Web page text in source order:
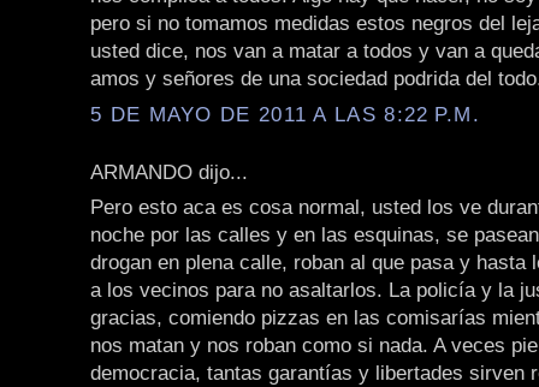
pero si no tomamos medidas estos negros del
usted dice, nos van a matar a todos y van a
amos y señores de una sociedad podrida del
5 DE MAYO DE 2011 A LAS 8:22 P.M.
ARMANDO dijo...
Pero esto aca es cosa normal, usted los ve
noche por las calles y en las esquinas, se
drogan en plena calle, roban al que pasa y hasta
a los vecinos para no asaltarlos. La policía y la
gracias, comiendo pizzas en las comisarías
nos matan y nos roban como si nada. A veces
democracia, tantas garantías y libertades sirven